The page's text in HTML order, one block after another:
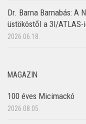
Dr. Barna Barnabás: A
üstököstől a 3I/ATLAS-
2026.06.18.
MAGAZIN
100 éves Micimackó
2026.08.05.